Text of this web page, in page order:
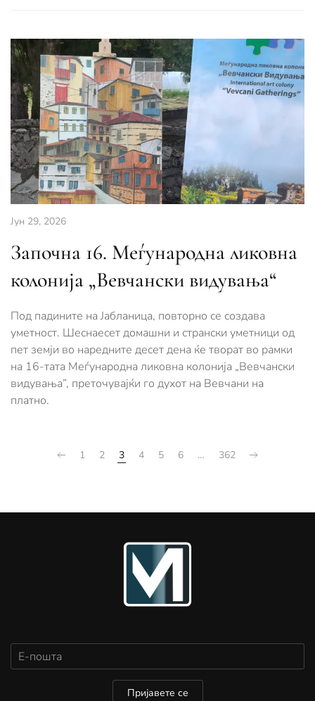
Јун 29, 2026
Започна 16. Меѓународна ликовна
колонија „Вевчански видувања“
Под падините на Јабланица, повторно се создава
уметност. Шеснаесет домашни и странски уметници од
пет земји во наредните десет дена ќе творат во рамки
на 16-тата Меѓународна ликовна колонија „Вевчански
видувања”, преточувајќи го духот на Вевчани на
платно.
1 2 3 4 5 6 … 362
Пријавете се